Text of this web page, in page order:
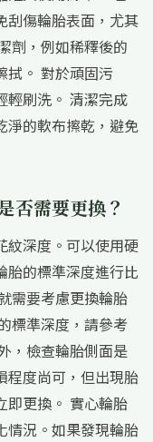
刮傷輪胎表面，尤其
劑，例如稀釋後的
拭。 對於頑固污
輕刷洗。 清潔完成
淨的軟布擦乾，避免
否需要更換？
紋深度。可以使用硬
胎的標準深度進行比
需要考慮更換輪胎
標準深度，請參考
，檢查輪胎側面是
程度尚可，但出現胎
即更換。 實心輪胎
情況。如果發現輪胎